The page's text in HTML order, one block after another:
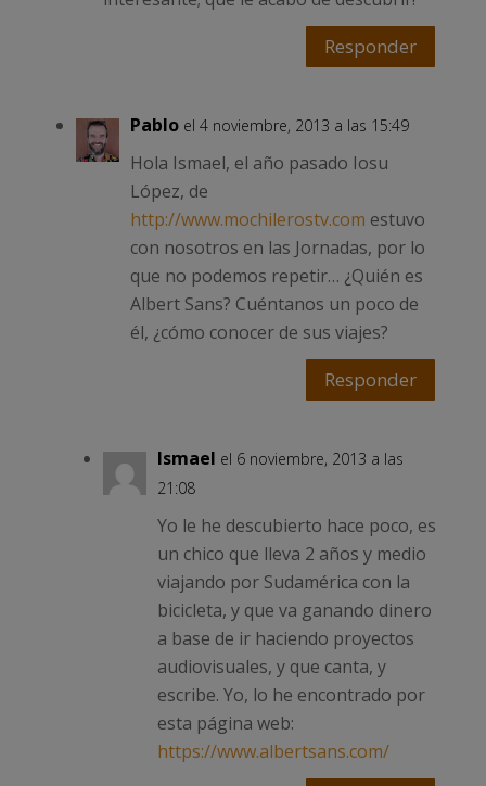
Responder
Pablo el 4 noviembre, 2013 a las 15:49
Hola Ismael, el año pasado Iosu
López, de
http://www.mochilerostv.com estuvo
con nosotros en las Jornadas, por lo
que no podemos repetir… ¿Quién es
Albert Sans? Cuéntanos un poco de
él, ¿cómo conocer de sus viajes?
Responder
Ismael el 6 noviembre, 2013 a las
21:08
Yo le he descubierto hace poco, es
un chico que lleva 2 años y medio
viajando por Sudamérica con la
bicicleta, y que va ganando dinero
a base de ir haciendo proyectos
audiovisuales, y que canta, y
escribe. Yo, lo he encontrado por
esta página web:
https://www.albertsans.com/